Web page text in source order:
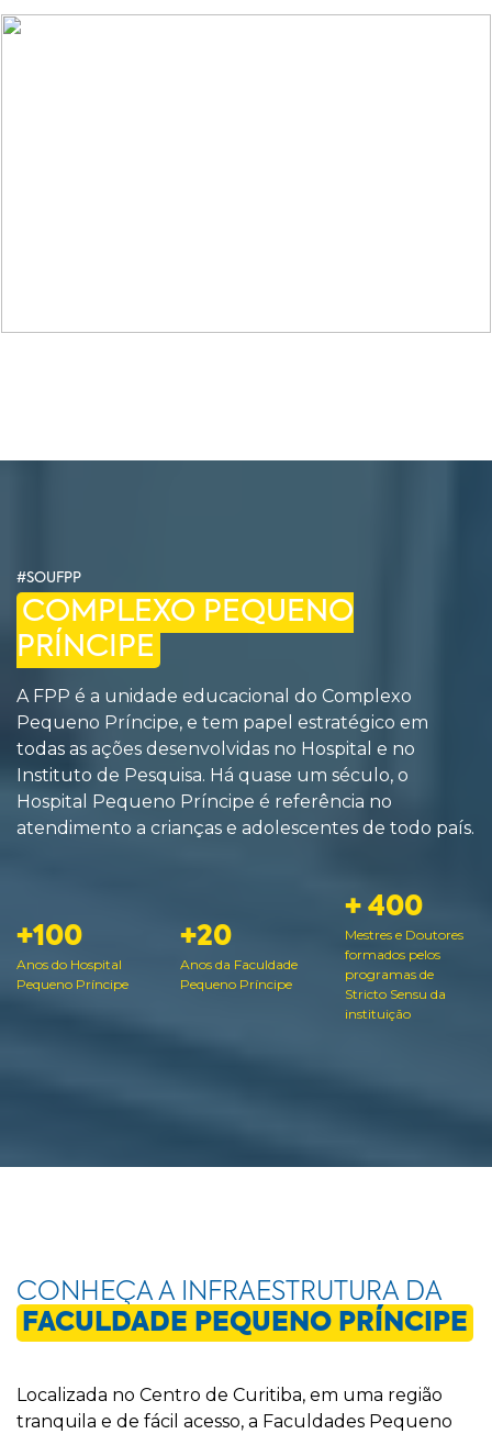
#SOUFPP
COMPLEXO PEQUENO
PRÍNCIPE
A FPP é a unidade educacional do Complexo
Pequeno Príncipe, e tem papel estratégico em
todas as ações desenvolvidas no Hospital e no
Instituto de Pesquisa. Há quase um século, o
Hospital Pequeno Príncipe é referência no
atendimento a crianças e adolescentes de todo país.
+100
Anos do Hospital
Pequeno Príncipe
+20
Anos da Faculdade
Pequeno Príncipe
+ 400
Mestres e Doutores
formados pelos
programas de
Stricto Sensu da
instituição
CONHEÇA A INFRAESTRUTURA DA
FACULDADE PEQUENO PRÍNCIPE
Localizada no Centro de Curitiba, em uma região
tranquila e de fácil acesso, a Faculdades Pequeno